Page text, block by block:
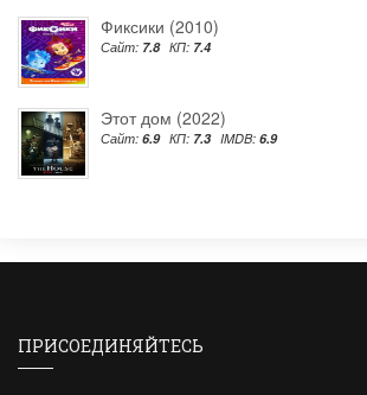
Фиксики (2010)
Сайт: 7.8 КП: 7.4
Этот дом (2022)
Сайт: 6.9 КП: 7.3 IMDB: 6.9
ПРИСОЕДИНЯЙТЕСЬ